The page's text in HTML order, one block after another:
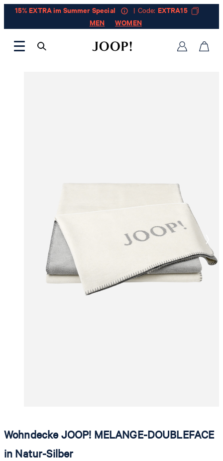
15% EXTRA im Summer Special | Code: EXTRA15
MEN
WOMEN
Wohndecke JOOP! MELANGE-DOUBLEFACE
in Natur-Silber